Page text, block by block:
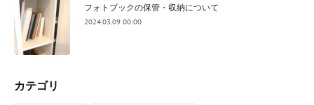
フォトブックの保管・収納について
2024.03.09 00:00
カテゴリ